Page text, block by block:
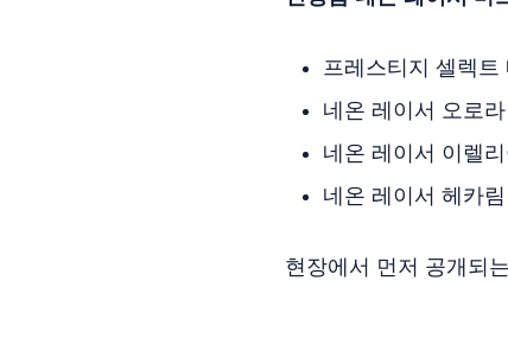
프레스티지 셀렉
네온 레이서 오로라
네온 레이서 이렐
네온 레이서 헤카림
현장에서 먼저 공개되